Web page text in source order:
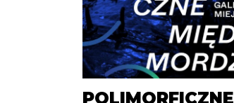
POLIMORFICZNE